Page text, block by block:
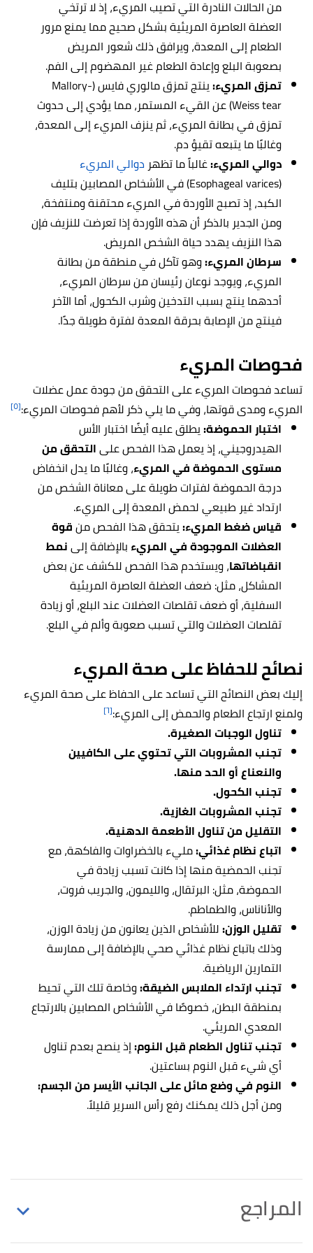
من الحالات النادرة التي تصيب المريء، إذ لا ترتخي
العضلة العاصرة المريئية بشكل صحيح مما يمنع مرور
الطعام إلى المعدة، ويرافق ذلك شعور المريض
بصعوبة البلع وإعادة الطعام غير المهضوم إلى الفم.
تمزق المريء:
ينتج تمزق مالوري فايس (Mallory-
Weiss tear) عن القيء المستمر، مما يؤدي إلى حدوث
تمزق في بطانة المريء، ثم ينزف المريء إلى المعدة،
وغالبًا ما يتبعه تقيؤ دم.
دوالي المريء:غالباً ما تظهر دوالي المريء
(Esophageal varices) في الأشخاص المصابين بتليف
الكبد، إذ تصبح الأوردة في المريء محتقنة ومنتفخة،
ومن الجدير بالذكر أن هذه الأوردة إذا تعرضت للنزيف فإن
هذا النزيف يهدد حياة الشخص المريض.
سرطان المريء:وهو تآكل في منطقة من بطانة
المريء، ويوجد نوعان رئيسان من سرطان المريء،
أحدهما ينتج بسبب التدخين وشرب الكحول، أما الآخر
فينتج من الإصابة بحرقة المعدة لفترة طويلة جدًا.
فحوصات المريء
تساعد فحوصات المريء على التحقق من جودة عمل عضلات
المريء ومدى قوتها، وفي ما يلي ذكر لأهم فحوصات المريء:[٥]
اختبار الحموضة:يطلق عليه أيضًا اختبار الأس
الهيدروجيني، إذ يعمل هذا الفحص علىالتحقق من
مستوى الحموضة في المريء، وغالبًا ما يدل انخفاض
درجة الحموضة لفترات طويلة على معاناة الشخص من
ارتداد غير طبيعي لحمض المعدة إلى المريء.
قياس ضغط المريء:يتحقق هذا الفحص منقوة
العضلات الموجودة في المريءبالإضافة إلىنمط
انقباضاتها، ويستخدم هذا الفحص للكشف عن بعض
المشاكل، مثل: ضعف العضلة العاصرة المريئية
السفلية، أو ضعف تقلصات العضلات عند البلع، أو زيادة
تقلصات العضلات والتي تسبب صعوبة وألم في البلع.
نصائح للحفاظ على صحة المريء
إليك بعض النصائح التي تساعد على الحفاظ على صحة المريء
ولمنع ارتجاع الطعام والحمض إلى المريء:[٦]
تناول الوجبات الصغيرة.
تجنب المشروبات التي تحتوي على الكافيين
والنعناع أو الحد منها.
تجنب الكحول.
تجنب المشروبات الغازية.
التقليل من تناول الأطعمة الدهنية.
اتباع نظام غذائي:مليء بالخضراوات والفاكهة، مع
تجنب الحمضية منها إذا كانت تسبب زيادة في
الحموضة، مثل: البرتقال، والليمون، والجريب فروت،
والأناناس، والطماطم.
تقليل الوزن:للأشخاص الذين يعانون من زيادة الوزن،
وذلك باتباع نظام غذائي صحي بالإضافة إلى ممارسة
التمارين الرياضية.
تجنب ارتداء الملابس الضيقة:وخاصة تلك التي تحيط
بمنطقة البطن، خصوصًا في الأشخاص المصابين بالارتجاع
المعدي المريئي.
تجنب تناول الطعام قبل النوم:إذ ينصح بعدم تناول
أي شيء قبل النوم بساعتين.
النوم في وضع مائل على الجانب الأيسر من الجسم:
ومن أجل ذلك يمكنك رفع رأس السرير قليلاً.
المراجع